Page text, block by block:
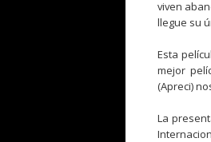
viven
llegue su
Esta
mejor
(Apreci)
La